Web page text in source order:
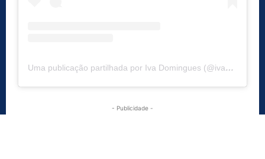
Uma publicação partilhada por Iva Domingues (@ivadominguesoficial)
- Publicidade -